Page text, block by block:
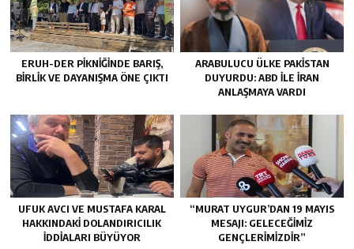
ERUH-DER PIKNIĞINDE BARIŞ,
BIRLIK VE DAYANIŞMA ÖNE ÇIKTI
ARABULUCU ÜLKE PAKISTAN
DUYURDU: ABD ILE İRAN
ANLAŞMAYA VARDI
UFUK AVCI VE MUSTAFA KARAL
HAKKINDAKI DOLANDIRICILIK
İDDIALARI BÜYÜYOR
“MURAT UYGUR’DAN 19 MAYIS
MESAJI: GELECEĞIMIZ
GENÇLERIMIZDIR”